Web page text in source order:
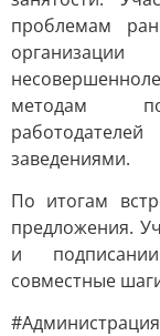
проблемам
организации
методам
заведениями.
По итогам
предложения.
и
совместные